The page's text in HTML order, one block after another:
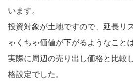
います。
投資対象が土地ですので、延長リ
ゃくちゃ価値が下がるようなこと
実際に周辺の売り出し価格と比較
格設定でした。